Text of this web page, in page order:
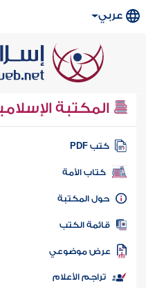
عربي
المكتبة
كتب PDF
كتاب الأمة
المكتبة
الكتب
موضوعي